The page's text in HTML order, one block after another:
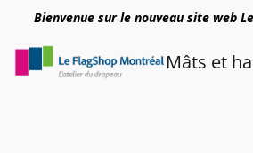
Bienvenue sur le nouveau site web
Mâts et